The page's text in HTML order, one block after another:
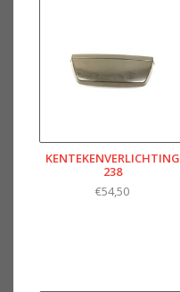
KENTEKENVERLICHTING
238
€54,50